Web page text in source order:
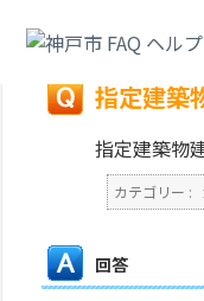
戻る
指定建築
指定建築物
カテゴリー :
回答